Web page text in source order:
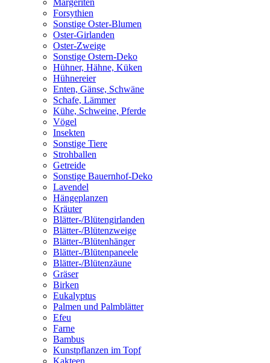
Forsythien
Sonstige Oster-Blumen
Oster-Girlanden
Oster-Zweige
Sonstige Ostern-Deko
Hühner, Hähne, Küken
Hühnereier
Enten, Gänse, Schwäne
Schafe, Lämmer
Kühe, Schweine, Pferde
Vögel
Insekten
Sonstige Tiere
Strohballen
Getreide
Sonstige Bauernhof-Deko
Lavendel
Hängeplanzen
Kräuter
Blätter-/Blütengirlanden
Blätter-/Blütenzweige
Blätter-/Blütenhänger
Blätter-/Blütenpaneele
Blätter-/Blütenzäune
Gräser
Birken
Eukalyptus
Palmen und Palmblätter
Efeu
Farne
Bambus
Kunstpflanzen im Topf
Kakteen